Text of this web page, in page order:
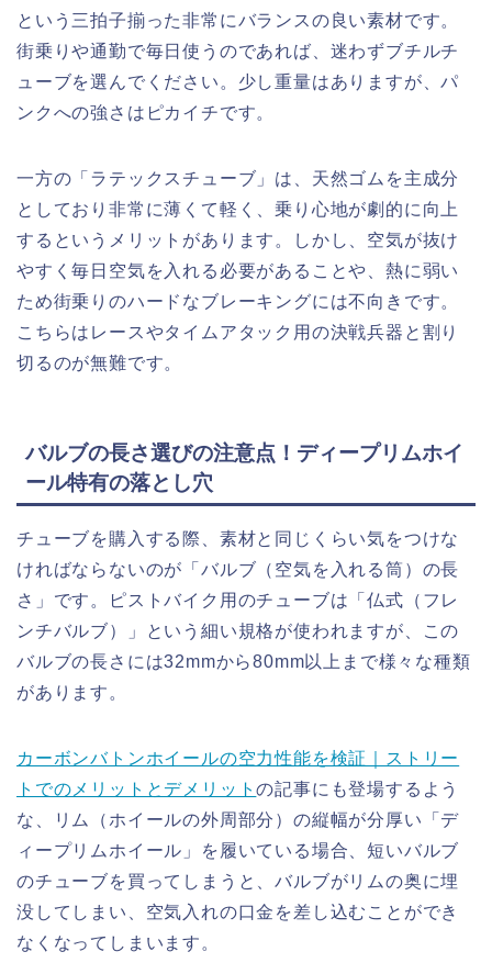
という三拍子揃った非常にバランスの良い素材です。
街乗りや通勤で毎日使うのであれば、迷わずブチルチ
ューブを選んでください。少し重量はありますが、パ
ンクへの強さはピカイチです。
一方の「ラテックスチューブ」は、天然ゴムを主成分
としており非常に薄くて軽く、乗り心地が劇的に向上
するというメリットがあります。しかし、空気が抜け
やすく毎日空気を入れる必要があることや、熱に弱い
ため街乗りのハードなブレーキングには不向きです。
こちらはレースやタイムアタック用の決戦兵器と割り
切るのが無難です。
バルブの長さ選びの注意点！ディープリムホイ
ール特有の落とし穴
チューブを購入する際、素材と同じくらい気をつけな
ければならないのが「バルブ（空気を入れる筒）の長
さ」です。ピストバイク用のチューブは「仏式（フレ
ンチバルブ）」という細い規格が使われますが、この
バルブの長さには32mmから80mm以上まで様々な種類
があります。
カーボンバトンホイールの空力性能を検証｜ストリー
トでのメリットとデメリットの記事にも登場するよう
な、リム（ホイールの外周部分）の縦幅が分厚い「デ
ィープリムホイール」を履いている場合、短いバルブ
のチューブを買ってしまうと、バルブがリムの奥に埋
没してしまい、空気入れの口金を差し込むことができ
なくなってしまいます。